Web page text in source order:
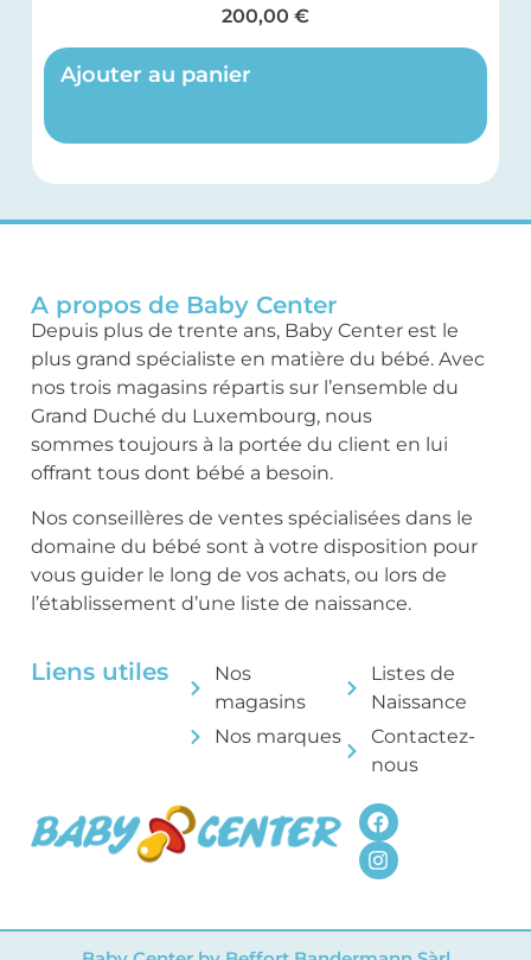
200,00 €
Ajouter au panier
A propos de Baby Center
Depuis plus de trente ans, Baby Center est le
plus grand spécialiste en matière du bébé. Avec
nos trois magasins répartis sur l’ensemble du
Grand Duché du Luxembourg, nous
sommes toujours à la portée du client en lui
offrant tous dont bébé a besoin.
Nos conseillères de ventes spécialisées dans le
domaine du bébé sont à votre disposition pour
vous guider le long de vos achats, ou lors de
l’établissement d’une liste de naissance.
Liens utiles
Nos
magasins
Nos marques
Listes de
Naissance
Contactez-
nous